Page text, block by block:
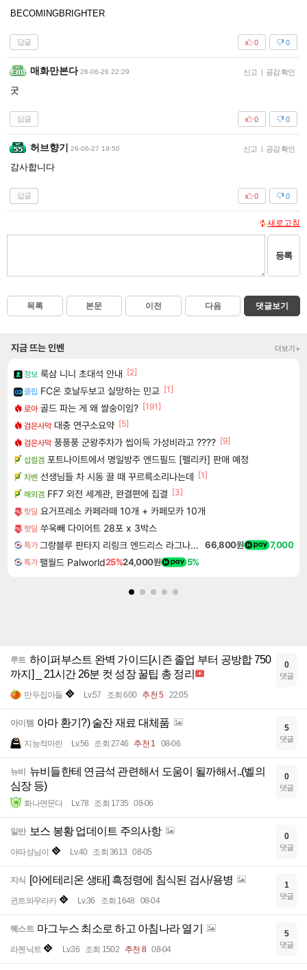
BECOMINGBRIGHTER
답글 0
0
매화만본다 26-06-26 22:29 신고 | 공감 확인
굿
답글 0
0
허브향기 26-06-27 19:50 신고 | 공감 확인
감사합니다
답글 0
0
새로고침
등록
목록 본문 이전 다음 댓글보기
지금 뜨는 인벤 더보기+
정보 룩삼 니니 초대석 안내 [2]
클립 FC온 호날두보고 실망하는 민교 [1]
로아 골드 파는 게 왜 쌀숭이임? [191]
검은사막 대충 연구소요약 [5]
검은사막 풍풍풍 군왕주차가 씹이득 가성비라고 ???? [9]
섭컬겜 포트나이트에서 명일방주 엔드필드 [펠리카] 판매 예정
차벤 선생님들 차 시동 끌 때 꾸르륵소리나는데 [1]
해외겜 FF7 외전 세계관, 완결편에 집결 [3]
핫딜 요거프레소 카페라떼 10개 + 카페모카 10개
핫딜 쑤욱빼 다이어트 28포 x 3박스
특가 그랑블루 판타지 리링크 엔드리스 라그나로크 Granblue Fantasy Relink Endless Ragnarok 66,800원 7,000
특가 팰월드 Palworld25%24,000원 5%
루트 하이퍼부스트 완벽 가이드[시즌 졸업 부터 공방합 750
까지] _ 21시간 26분 컷 성장 꿀팁 총 정리
만두집아들 Lv.57 조회 600 추천 5 22:05
0
댓글
아이템 아마 환기?) 술잔 재료 대체품
지능적마린 Lv.56 조회 2746 추천 1 08-06
5
댓글
뉴비
뉴비들한테 연금석 관련해서 도움이 될까해서..(벨의
심장 등)
화나면문다 Lv.78 조회 1735 08-06
0
댓글
일반 보스 봉황 업데이트 주의사항
아따성님이 Lv.40 조회 3613 08-05
0
댓글
지식 [아에테리온 생태] 흑정령에 침식된 검사/용병
귄트와무라카 Lv.36 조회 1648 08-04
1
댓글
퀘스트 마그누스 최소로 하고 아침나라 열기
라젠닉트 Lv.36 조회 1502 추천 8 08-04
5
댓글